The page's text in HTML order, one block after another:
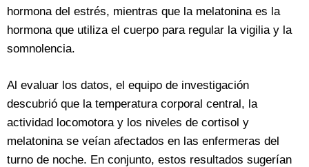
hormona del estrés, mientras que la melatonina es la
hormona que utiliza el cuerpo para regular la vigilia y la
somnolencia.
Al evaluar los datos, el equipo de investigación
descubrió que la temperatura corporal central, la
actividad locomotora y los niveles de cortisol y
melatonina se veían afectados en las enfermeras del
turno de noche. En conjunto, estos resultados sugerían